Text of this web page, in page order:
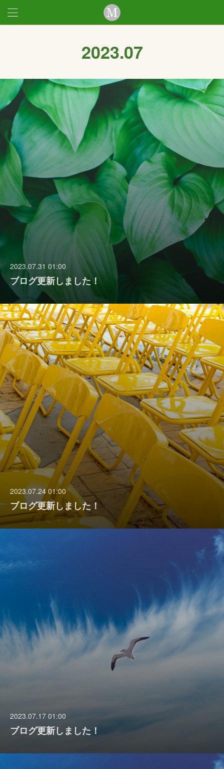
2023.07
2023.07.31 01:00
ブログ更新しました！
2023.07.24 01:00
ブログ更新しました！
2023.07.17 01:00
ブログ更新しました！